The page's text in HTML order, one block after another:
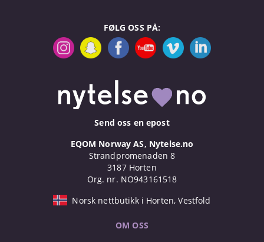
FØLG OSS PÅ:
Send oss en epost
EQOM Norway AS, Nytelse.no
Strandpromenaden 8
3187 Horten
Org. nr. NO943161518
Norsk nettbutikk i Horten, Vestfold
OM OSS